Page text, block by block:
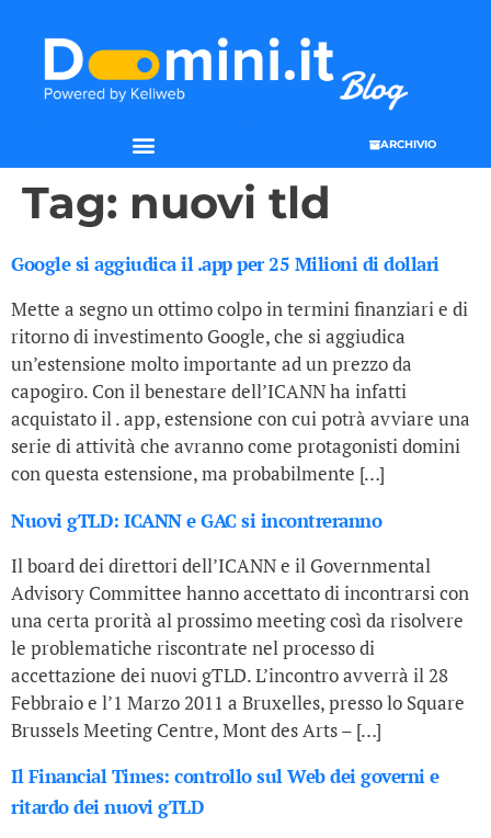
ARCHIVIO
Tag: nuovi tld
Google si aggiudica il .app per 25 Milioni di dollari
Mette a segno un ottimo colpo in termini finanziari e di
ritorno di investimento Google, che si aggiudica
un’estensione molto importante ad un prezzo da
capogiro. Con il benestare dell’ICANN ha infatti
acquistato il . app, estensione con cui potrà avviare una
serie di attività che avranno come protagonisti domini
con questa estensione, ma probabilmente […]
Nuovi gTLD: ICANN e GAC si incontreranno
Il board dei direttori dell’ICANN e il Governmental
Advisory Committee hanno accettato di incontrarsi con
una certa prorità al prossimo meeting così da risolvere
le problematiche riscontrate nel processo di
accettazione dei nuovi gTLD. L’incontro avverrà il 28
Febbraio e l’1 Marzo 2011 a Bruxelles, presso lo Square
Brussels Meeting Centre, Mont des Arts – […]
Il Financial Times: controllo sul Web dei governi e
ritardo dei nuovi gTLD